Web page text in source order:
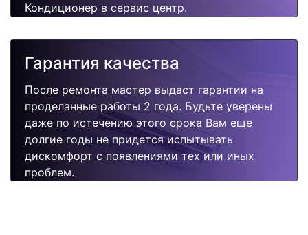
Кондиционер в сервис центр.
Гарантия качества
После ремонта мастер выдаст гарантии на
проделанные работы 2 года. Будьте уверены
даже по истечению этого срока Вам еще
долгие годы не придется испытывать
дискомфорт с появлениями тех или иных
проблем.